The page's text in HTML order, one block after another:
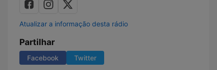
Atualizar a informação desta rádio
Partilhar
Facebook Twitter